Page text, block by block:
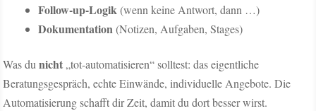
Follow-up-Logik(wenn keine Antwort, dann …)
Dokumentation(Notizen, Aufgaben, Stages)
Was dunicht „tot-automatisieren“ solltest: das eigentliche
Beratungsgespräch, echte Einwände, individuelle Angebote. Die
Automatisierung schafft dir Zeit, damit du dort besser wirst.